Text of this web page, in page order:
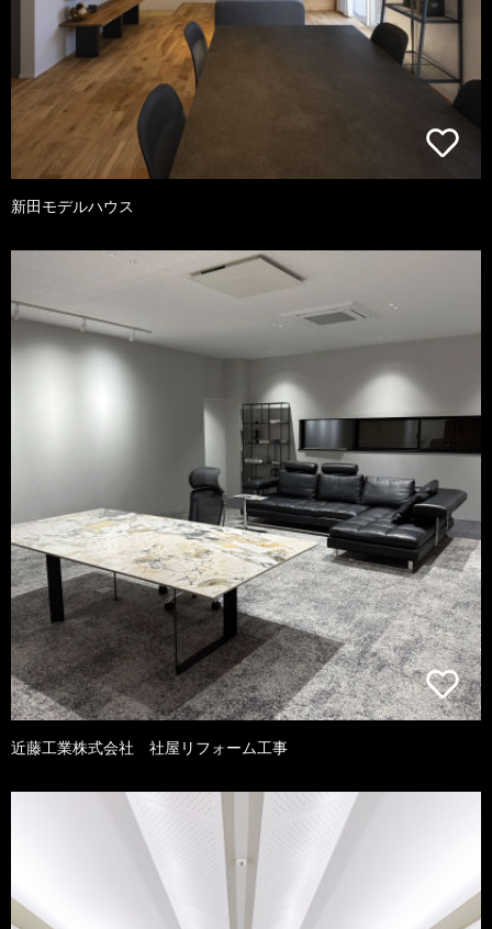
新田モデルハウス
近藤工業株式会社 社屋リフォーム工事